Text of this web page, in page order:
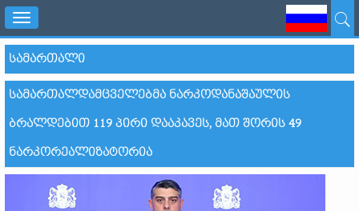
Toggle
navigation
ᲡᲐᲛᲐᲠᲗᲐᲚᲘ
ᲡᲐᲛᲐᲠᲗᲐᲚᲓᲐᲛᲪᲕᲔᲚᲔᲑᲛᲐ ᲜᲐᲠᲙᲝᲓᲐᲜᲐᲨᲐᲣᲚᲘᲡ
ᲑᲠᲐᲚᲓᲔᲑᲘᲗ 119 ᲞᲘᲠᲘ ᲓᲐᲐᲙᲐᲕᲔᲡ, ᲛᲐᲗ ᲨᲝᲠᲘᲡ 49
ᲜᲐᲠᲙᲝᲠᲔᲐᲚᲘᲖᲐᲢᲝᲠᲘᲐ